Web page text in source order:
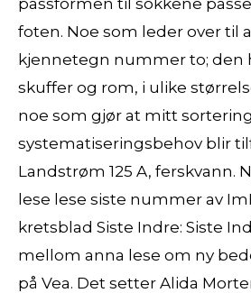
passformen til sokkene
foten. Noe som leder over til
kjennetegn nummer to; den
skuffer og rom, i ulike
noe som gjør at mitt
systematiseringsbehov blir
Landstrøm 125 A, ferskvann.
lese lese siste nummer av
kretsblad Siste Indre: Siste
mellom anna lese om ny
på Vea. Det setter Alida